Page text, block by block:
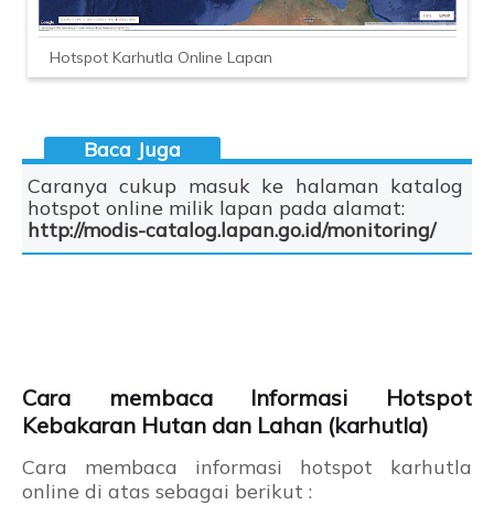
Hotspot Karhutla Online Lapan
Caranya cukup masuk ke halaman katalog
hotspot online milik lapan pada alamat:
http://modis-catalog.lapan.go.id/monitoring/
Cara membaca Informasi Hotspot
Kebakaran Hutan dan Lahan (karhutla)
Cara membaca informasi hotspot karhutla
online di atas sebagai berikut :